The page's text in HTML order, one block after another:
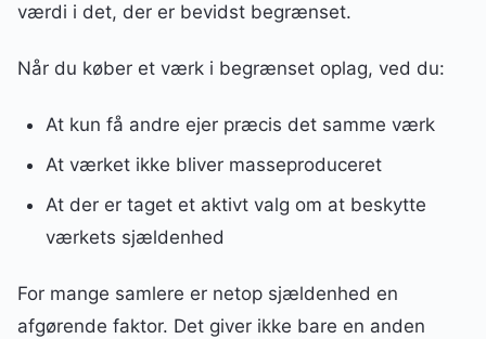
værdi i det, der er bevidst begrænset.
Når du køber et værk i begrænset oplag, ved du:
At kun få andre ejer præcis det samme værk
At værket ikke bliver masseproduceret
At der er taget et aktivt valg om at beskytte
værkets sjældenhed
For mange samlere er netop sjældenhed en
afgørende faktor. Det giver ikke bare en anden